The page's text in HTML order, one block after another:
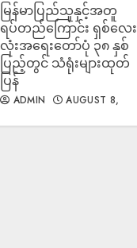
မြန်မာပြည်သူနှင့်အတူ
ရပ်တည်ကြောင်း ရှစ်လေး
လုံးအရေးတော်ပုံ ၃၈ နှစ်
ပြည့်တွင် သံရုံးများထုတ်
ပြန်
ADMIN
AUGUST 8,